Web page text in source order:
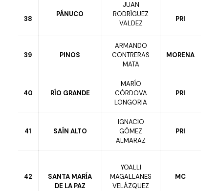
38
PÁNUCO
JUAN
RODRÍGUEZ
VALDEZ
PRI
39 PINOS
ARMANDO
CONTRERAS
MATA
MORENA
40 RÍO GRANDE
MARÍO
CÓRDOVA
LONGORIA
PRI
41 SAÍN ALTO
IGNACIO
GÓMEZ
ALMARAZ
PRI
42
SANTA MARÍA
DE LA PAZ
YOALLI
MAGALLANES
VELÁZQUEZ
MC